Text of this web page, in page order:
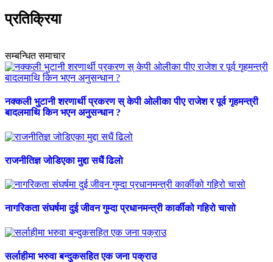
प्रतिक्रिया
सम्बन्धित समाचार
नक्कली भुटानी शरणार्थी प्रकरण स् केपी ओलीका पीए राजेश र पूर्व गृहमन्त्री
बादलमाथि किन भएन अनुसन्धान ?
राजनीतिज्ञ जोडिएका मुद्दा सधैं ढिलो
नागरिकता संघर्षमा दुई जीवन गुम्दा प्रधानमन्त्री कार्कीको गहिरो चासो
सर्लाहीमा भरुवा बन्दुकसहित एक जना पक्राउ